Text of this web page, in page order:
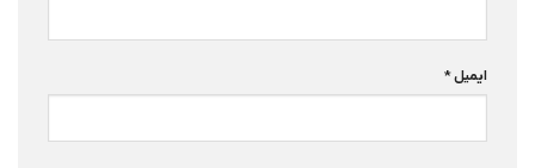
ایمیل*